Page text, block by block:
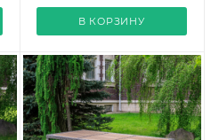
В КОРЗИНУ